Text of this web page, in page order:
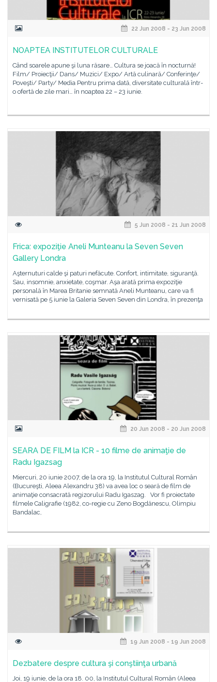
22 Jun 2008 - 23 Jun 2008
NOAPTEA INSTITUTELOR CULTURALE
Când soarele apune şi luna răsare… Cultura se joacă în nocturnă!
Film/ Proiecţii/ Dans/ Muzici/ Expo/ Artă culinară/ Conferinţe/
Poveşti/ Party/ Media Pentru prima dată, diversitate culturală într-
o ofertă de zile mari… în noaptea 22 – 23 iunie.
5 Jun 2008 - 21 Jun 2008
Frica: expoziţie Aneli Munteanu la Seven Seven
Gallery Londra
Aşternuturi calde şi paturi nefăcute. Confort, intimitate, siguranţă.
Sau, insomnie, anxietate, coşmar. Aşa arată prima expoziţie
personală în Marea Britanie semnată Aneli Munteanu, care va fi
vernisată pe 5 iunie la Galeria Seven Seven din Londra, în prezenţa
20 Jun 2008 - 20 Jun 2008
SEARA DE FILM la ICR - 10 filme de animaţie de
Radu Igazsag
Miercuri, 20 iunie 2007, de la ora 19, la Institutul Cultural Român
(Bucureşti, Aleea Alexandru 38) va avea loc o seară de film de
animaţie consacrată regizorului Radu Igaszag. Vor fi proiectate
filmele Caligrafie (1982, co-regie cu Zeno Bogdănescu, Olimpiu
Bandalac,
19 Jun 2008 - 19 Jun 2008
Dezbatere despre cultura şi conştiinţa urbană
Joi, 19 iunie, de la ora 18. 00, la Institutul Cultural Român (Aleea